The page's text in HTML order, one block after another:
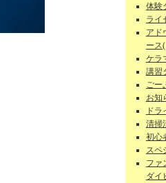
体験
ライ
アド
ース
ケラ
講習
ごー
お知
ド
清掃
初心
スペ
ファ
ダイ